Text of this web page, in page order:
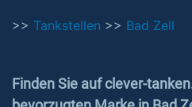
>> Tankstellen >> Bad Zell
Finden Sie auf clever-